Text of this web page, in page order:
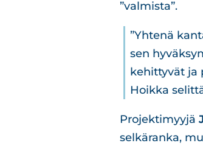
”valmista”.
”Yhtenä
sen
kehittyvät ja
Hoikka
Projektimyyjä
selkäranka,